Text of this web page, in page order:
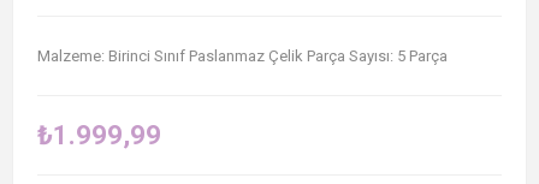
Malzeme: Birinci Sınıf Paslanmaz Çelik Parça Sayısı: 5 Parça
₺1.999,99